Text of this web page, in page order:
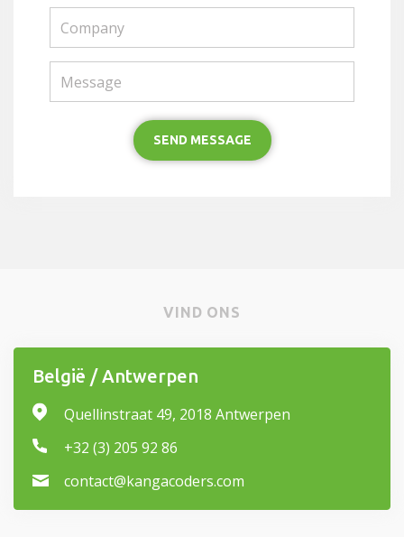
Company
Message
SEND MESSAGE
VIND ONS
België / Antwerpen
Quellinstraat 49, 2018 Antwerpen
+32 (3) 205 92 86
contact@kangacoders.com